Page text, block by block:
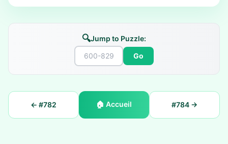
🔍Jump to Puzzle:
Go
← #782 🏠 Accueil #784→